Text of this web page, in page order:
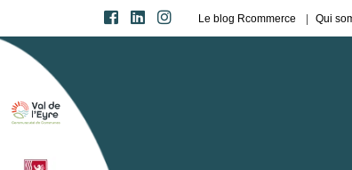
Le blog Rcommerce Qui